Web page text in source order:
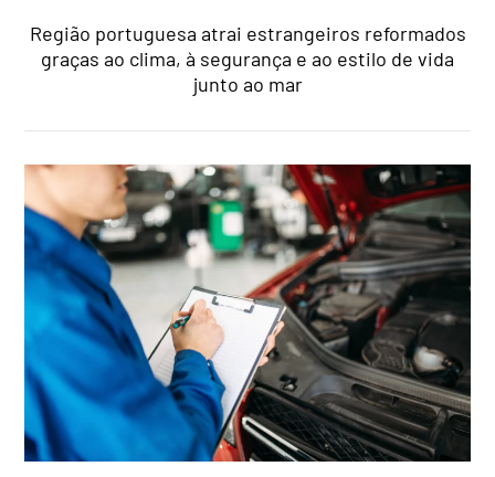
Região portuguesa atrai estrangeiros reformados
graças ao clima, à segurança e ao estilo de vida
junto ao mar